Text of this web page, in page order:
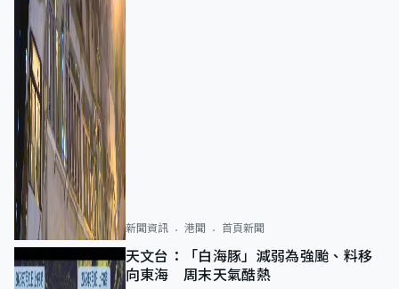
新聞資訊 港聞 首頁新聞
天文台：「白海豚」減弱為強颱、料移
向東海 周末天氣酷熱